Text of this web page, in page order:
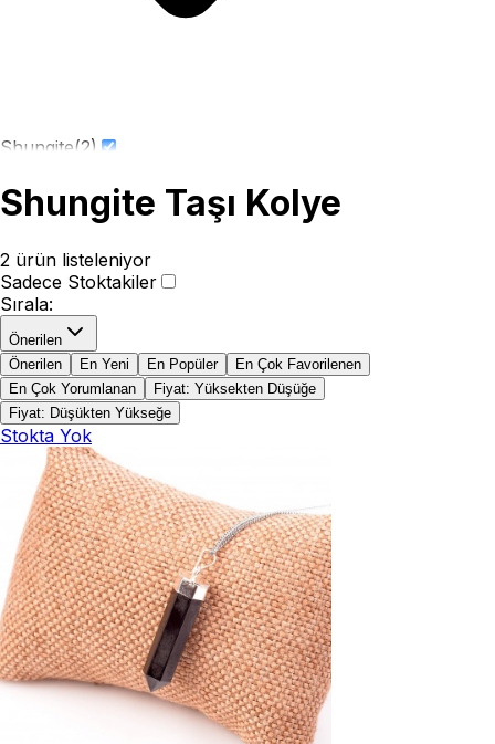
Shungite(2)
Shungite Taşı Kolye
2 ürün listeleniyor
Sadece Stoktakiler
Sırala:
Önerilen
Önerilen
En Yeni En Popüler
En Çok Favorilenen
En Çok Yorumlanan
Fiyat: Yüksekten Düşüğe
Fiyat: Düşükten Yükseğe
Stokta Yok